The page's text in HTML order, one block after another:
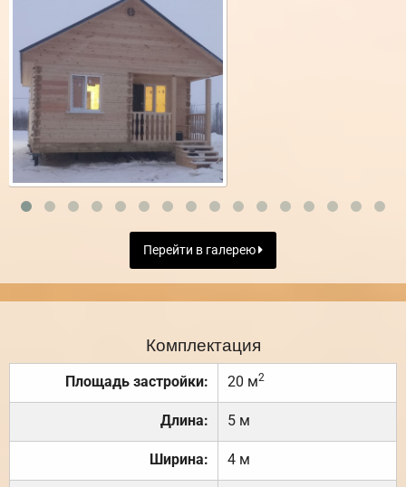
Перейти в галерею
Комплектация
Площадь застройки: 20 м2
Длина: 5 м
Ширина: 4 м